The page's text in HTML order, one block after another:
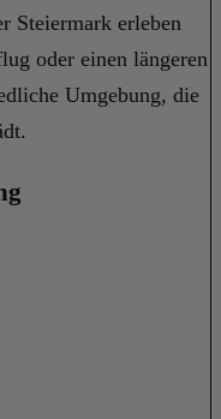
Steiermark erleben
oder einen längeren
Umgebung, die